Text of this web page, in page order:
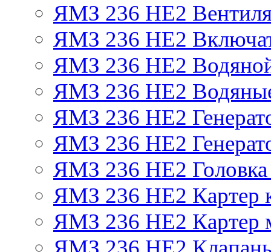
ЯМЗ 236 НЕ2
ЯМЗ 236 НЕ2
ЯМЗ 236 НЕ2
ЯМЗ 236 НЕ2
ЯМЗ 236 НЕ2
ЯМЗ 236 НЕ2
ЯМЗ 236 НЕ2 Головка
ЯМЗ 236 НЕ2 Картер
ЯМЗ 236 НЕ2 Картер